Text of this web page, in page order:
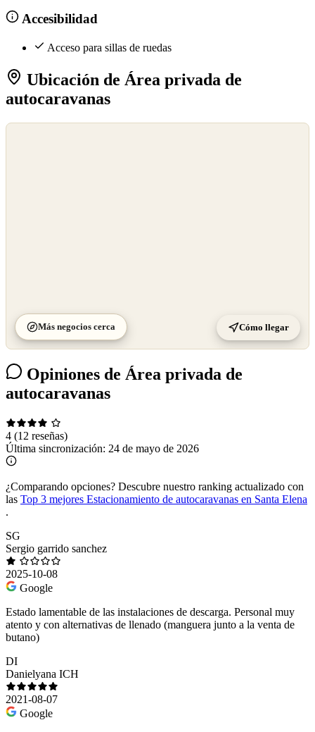
Accesibilidad
Acceso para sillas de ruedas
Ubicación de Área privada de
autocaravanas
Más negocios cerca Cómo llegar
Opiniones de Área privada de
autocaravanas
4 (12 reseñas)
Última sincronización: 24 de mayo de 2026
¿Comparando opciones? Descubre nuestro ranking actualizado con
las Top 3 mejores Estacionamiento de autocaravanas en Santa Elena
.
SG
Sergio garrido sanchez
2025-10-08
Google
Estado lamentable de las instalaciones de descarga. Personal muy
atento y con alternativas de llenado (manguera junto a la venta de
butano)
DI
Danielyana ICH
2021-08-07
Google